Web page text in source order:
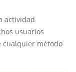
actividad
usuarios
cualquier método